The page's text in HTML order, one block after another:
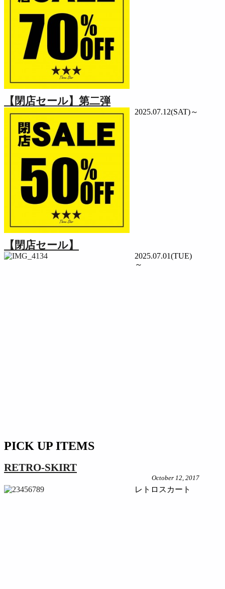
【閉店セール】第二弾
2025.07.12(SAT)～
【閉店セール】
2025.07.01(TUE)
～
PICK UP ITEMS
RETRO-SKIRT
October 12, 2017
レトロスカート